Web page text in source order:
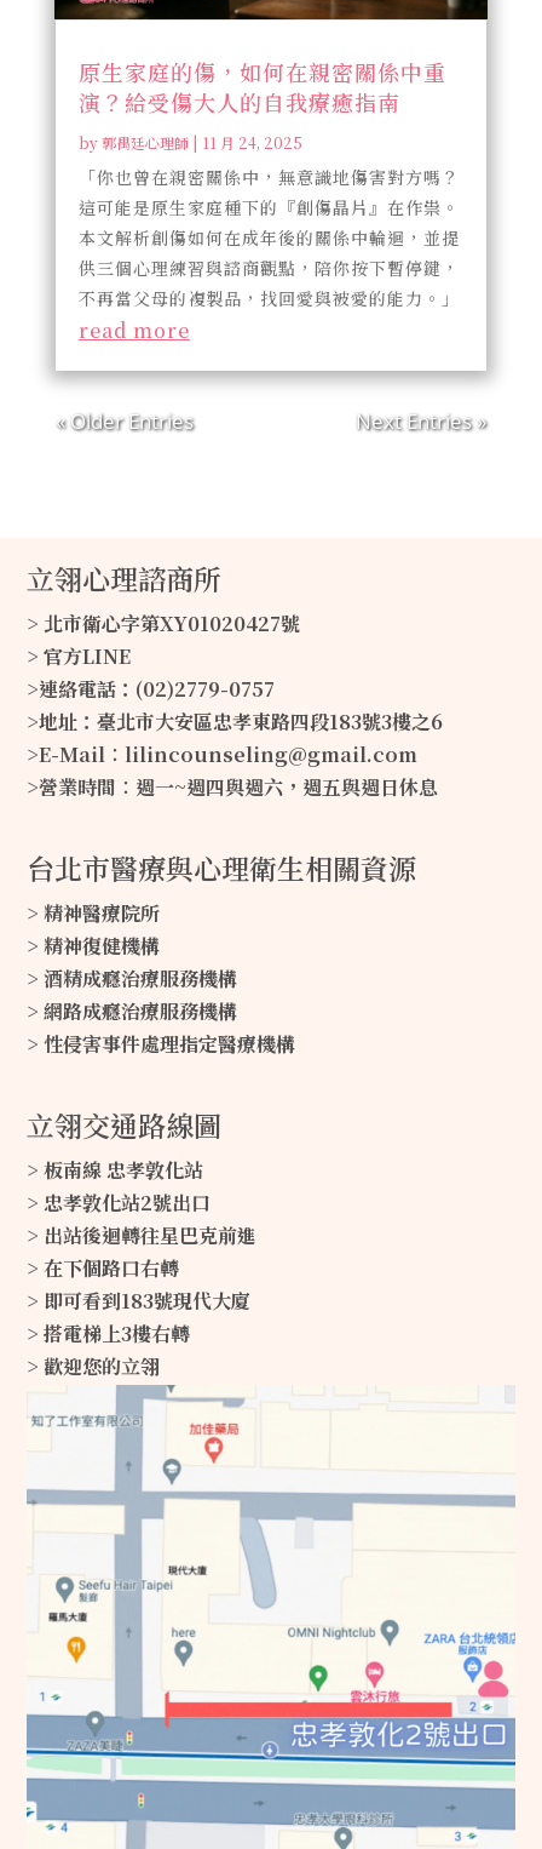
原生家庭的傷，如何在親密關係中重
演？給受傷大人的自我療癒指南
by郭禺廷心理師| 11 月 24, 2025
「你也曾在親密關係中，無意識地傷害對方嗎？
這可能是原生家庭種下的『創傷晶片』在作祟。
本文解析創傷如何在成年後的關係中輪迴，並提
供三個心理練習與諮商觀點，陪你按下暫停鍵，
不再當父母的複製品，找回愛與被愛的能力。」
read more
« Older Entries Next Entries »
立翎心理諮商所
> 北市衛心字第XY01020427號
> 官方LINE
>連絡電話：(02)2779-0757
>地址：臺北市大安區忠孝東路四段183號3樓之6
>E-Mail∶lilincounseling@gmail.com
>營業時間∶週一~週四與週六，週五與週日休息
台北市醫療與心理衛生相關資源
> 精神醫療院所
> 精神復健機構
> 酒精成癮治療服務機構
> 網路成癮治療服務機構
> 性侵害事件處理指定醫療機構
立翎交通路線圖
> 板南線 忠孝敦化站
> 忠孝敦化站2號出口
> 出站後迴轉往星巴克前進
> 在下個路口右轉
> 即可看到183號現代大廈
> 搭電梯上3樓右轉
> 歡迎您的立翎